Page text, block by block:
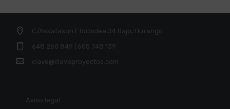
C/Askatasun Etorbidea 34 Bajo, Durango
648 260 849 | 605 748 139
clave@claveproyectos.com
Aviso legal